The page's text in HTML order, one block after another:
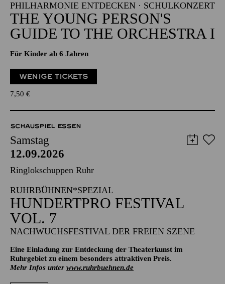
PHILHARMONIE ENTDECKEN · SCHULKONZERT
THE YOUNG PERSON'S
GUIDE TO THE ORCHESTRA I
Für Kinder ab 6 Jahren
WENIGE TICKETS
7,50 €
SCHAUSPIEL ESSEN
Samstag
12.09.2026
Ringlokschuppen Ruhr
RUHRBÜHNEN*SPEZIAL
HUNDERTPRO FESTIVAL
VOL. 7
NACHWUCHSFESTIVAL DER FREIEN SZENE
Eine Einladung zur Entdeckung der Theaterkunst im
Ruhrgebiet zu einem besonders attraktiven Preis.
Mehr Infos unter www.ruhrbuehnen.de